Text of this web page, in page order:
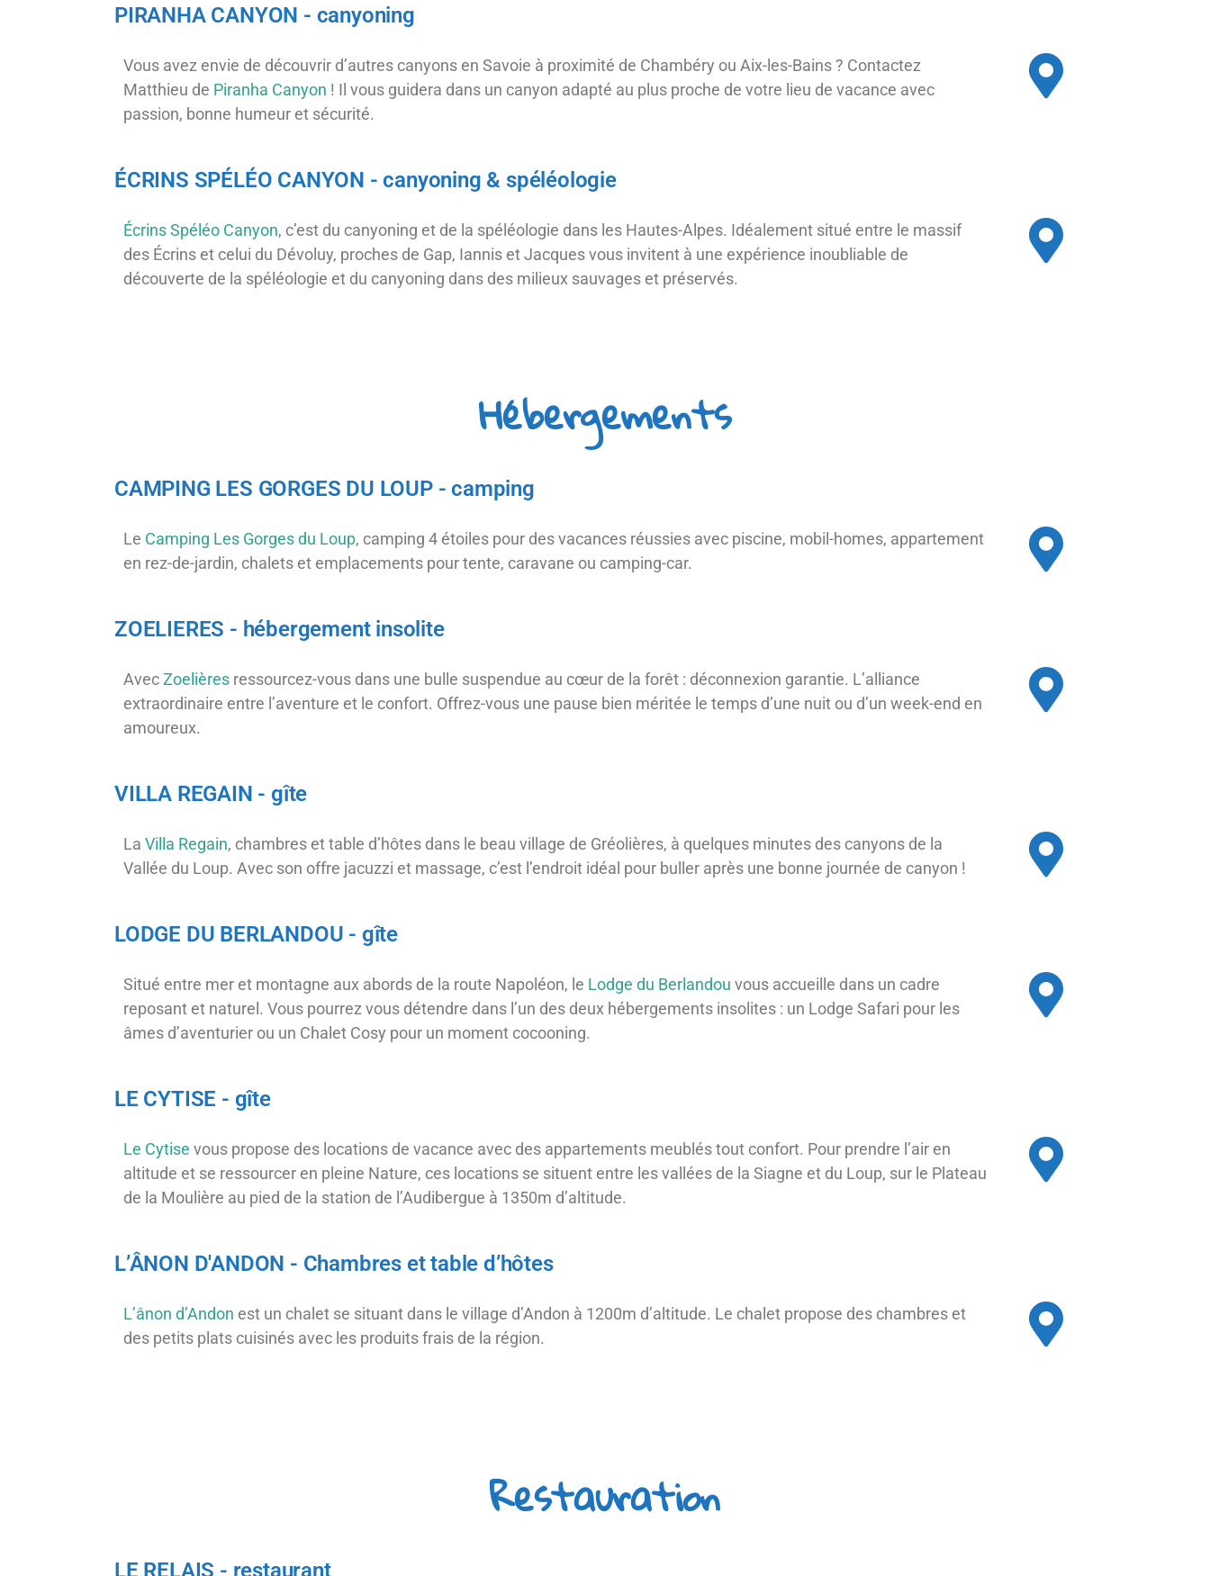
PIRANHA CANYON - canyoning
Vous avez envie de découvrir d’autres canyons en Savoie à proximité de Chambéry ou Aix-les-Bains ? Contactez
Matthieu de Piranha Canyon ! Il vous guidera dans un canyon adapté au plus proche de votre lieu de vacance avec
passion, bonne humeur et sécurité.
ÉCRINS SPÉLÉO CANYON - canyoning & spéléologie
Écrins Spéléo Canyon, c’est du canyoning et de la spéléologie dans les Hautes-Alpes. Idéalement situé entre le massif
des Écrins et celui du Dévoluy, proches de Gap, Iannis et Jacques vous invitent à une expérience inoubliable de
découverte de la spéléologie et du canyoning dans des milieux sauvages et préservés.
Hébergements
CAMPING LES GORGES DU LOUP - camping
Le Camping Les Gorges du Loup, camping 4 étoiles pour des vacances réussies avec piscine, mobil-homes, appartement
en rez-de-jardin, chalets et emplacements pour tente, caravane ou camping-car.
ZOELIERES - hébergement insolite
AvecZoelières ressourcez-vous dans une bulle suspendue au cœur de la forêt : déconnexion garantie. L’alliance
extraordinaire entre l’aventure et le confort. Offrez-vous une pause bien méritée le temps d’une nuit ou d’un week-end en
amoureux.
VILLA REGAIN - gîte
La Villa Regain, chambres et table d’hôtes dans le beau village de Gréolières, à quelques minutes des canyons de la
Vallée du Loup. Avec son offre jacuzzi et massage, c’est l’endroit idéal pour buller après une bonne journée de canyon !
LODGE DU BERLANDOU - gîte
Situé entre mer et montagne aux abords de la route Napoléon, le Lodge du Berlandou vous accueille dans un cadre
reposant et naturel. Vous pourrez vous détendre dans l’un des deux hébergements insolites : un Lodge Safari pour les
âmes d’aventurier ou un Chalet Cosy pour un moment cocooning.
LE CYTISE - gîte
Le Cytise vous propose des locations de vacance avec des appartements meublés tout confort. Pour prendre l’air en
altitude et se ressourcer en pleine Nature, ces locations se situent entre les vallées de la Siagne et du Loup, sur le Plateau
de la Moulière au pied de la station de l’Audibergue à 1350m d’altitude.
L’ÂNON D'ANDON - Chambres et table d’hôtes
L’ânon d’Andon est un chalet se situant dans le village d’Andon à 1200m d’altitude. Le chalet propose des chambres et
des petits plats cuisinés avec les produits frais de la région.
Restauration
LE RELAIS - restaurant